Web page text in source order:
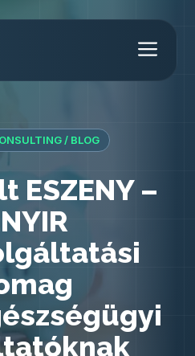
/ BLOG
ESZENY –